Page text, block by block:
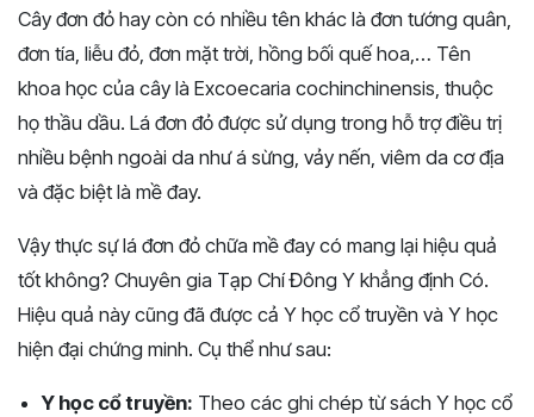
Cây đơn đỏ hay còn có nhiều tên khác là đơn tướng quân,
đơn tía, liễu đỏ, đơn mặt trời, hồng bối quế hoa,… Tên
khoa học của cây là Excoecaria cochinchinensis, thuộc
họ thầu dầu. Lá đơn đỏ được sử dụng trong hỗ trợ điều trị
nhiều bệnh ngoài da như á sừng, vảy nến, viêm da cơ địa
và đặc biệt là mề đay.
Vậy thực sự lá đơn đỏ chữa mề đay có mang lại hiệu quả
tốt không? Chuyên gia Tạp Chí Đông Y khẳng định Có.
Hiệu quả này cũng đã được cả Y học cổ truyền và Y học
hiện đại chứng minh. Cụ thể như sau:
Y học cổ truyền: Theo các ghi chép từ sách Y học cổ